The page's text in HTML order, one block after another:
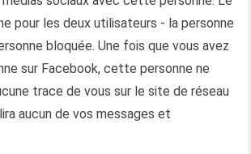
pour les deux utilisateurs - la personne
bloquée. Une fois que vous avez
sur Facebook, cette personne ne
trace de vous sur le site de réseau
aucun de vos messages et